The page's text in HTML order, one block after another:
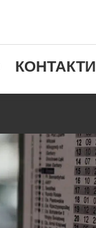
КОНТАКТИ